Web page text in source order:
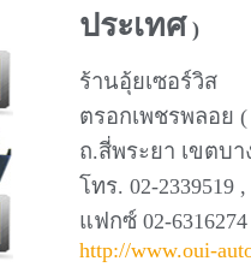
ประเทศ )
ร้านอุ้ยเซอร์วิส
ตรอกเพชรพลอย
ถ.สี่พระยา เขตบ
โทร. 02-2339519 ,
แฟกซ์ 02-6316274
http://www.oui-